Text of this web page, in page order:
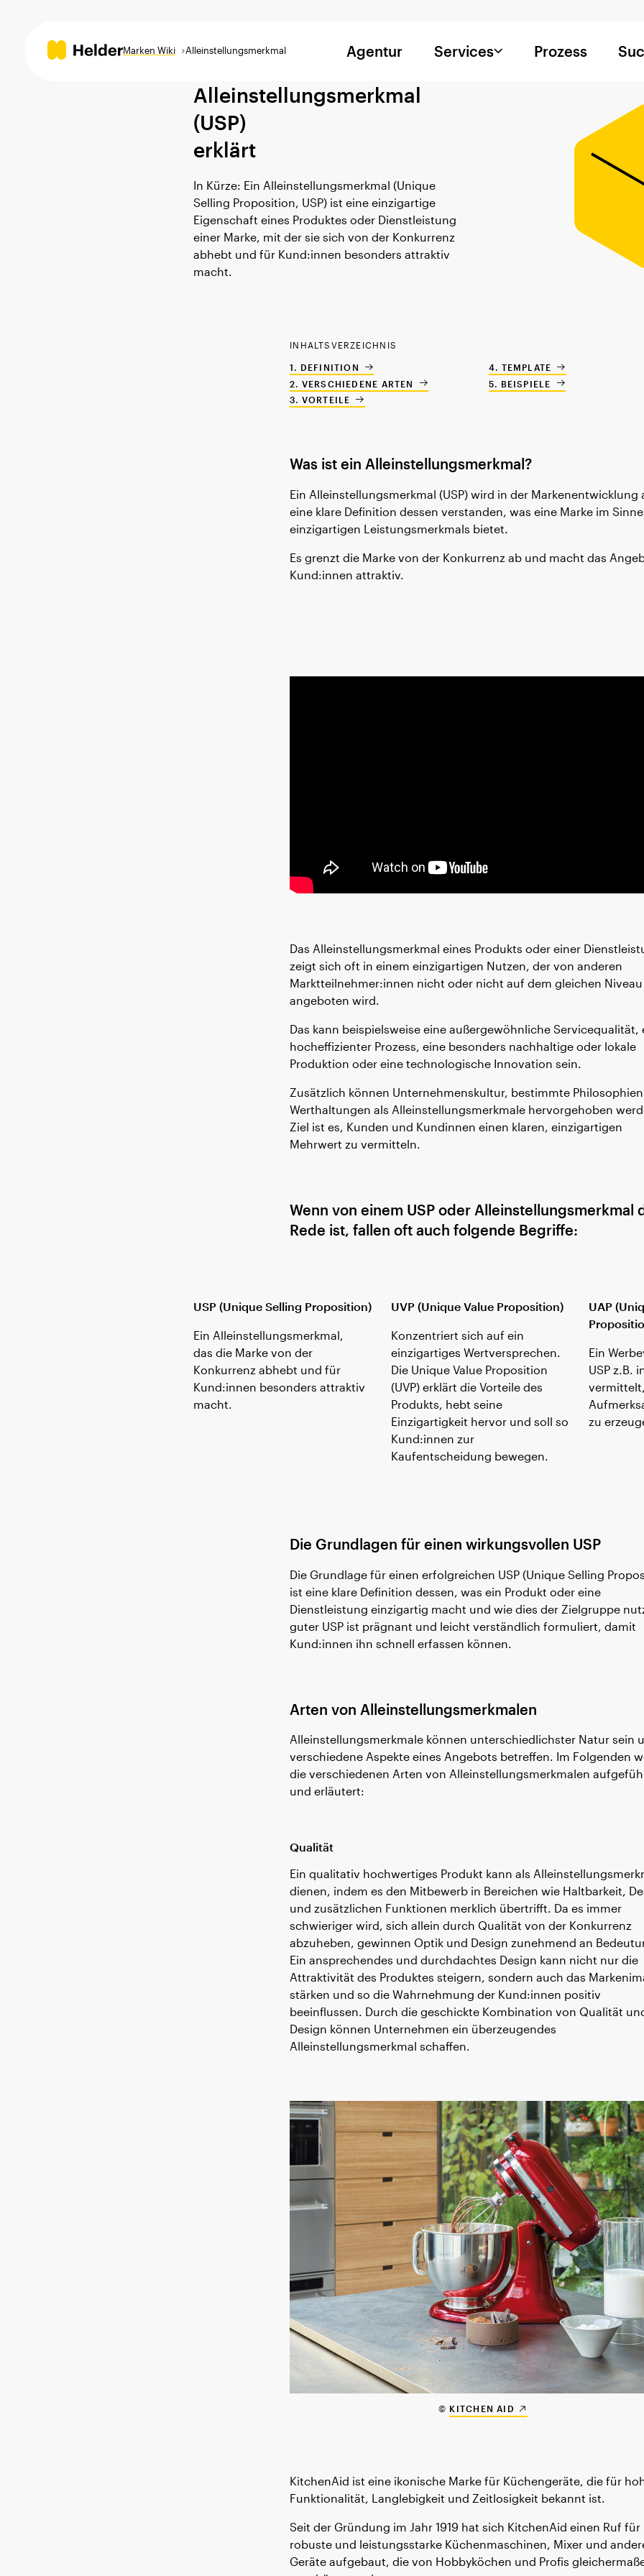
Marken Wiki Alleinstellungsmerkmal Agentur Services
Brand Strategy
Markenworkshop
Brand Frame®
Brand Naming
DESIGN
Prozess
Strategy eBook
Branding Templates
Community Newsletter
Marken Wiki
Corporate Identity
Marke
Markenname
Markenwerte
Markenpositionierung
Alleinstellungsmerkmal
(USP)
erklärt
In Kürze: Ein Alleinstellungsmerkmal (Unique
Selling Proposition, USP) ist eine einzigartige
Eigenschaft eines Produktes oder Dienstleistung
einer Marke, mit der sie sich von der Konkurrenz
abhebt und für Kund:innen besonders attraktiv
macht.
INHALTSVERZEICHNIS
DEFINITION
VERSCHIEDENE ARTEN
VORTEILE
TEMPLATE
BEISPIELE
Was ist ein Alleinstellungsmerkmal?
Ein Alleinstellungsmerkmal (USP) wird in der Markenentwicklung
eine klare Definition dessen verstanden, was eine Marke im
einzigartigen Leistungsmerkmals bietet.
Es grenzt die Marke von der Konkurrenz ab und macht das
Kund:innen attraktiv.
Das Alleinstellungsmerkmal eines Produkts oder einer
zeigt sich oft in einem einzigartigen Nutzen, der von anderen
Marktteilnehmer:innen nicht oder nicht auf dem gleichen Niveau
angeboten wird.
Das kann beispielsweise eine außergewöhnliche Servicequalität,
hocheffizienter Prozess, eine besonders nachhaltige oder lokale
Produktion oder eine technologische Innovation sein.
Zusätzlich können Unternehmenskultur, bestimmte
Werthaltungen als Alleinstellungsmerkmale hervorgehoben
Ziel ist es, Kunden und Kundinnen einen klaren, einzigartigen
Mehrwert zu vermitteln.
Wenn von einem USP oder Alleinstellungsmerkmal
Rede ist, fallen oft auch folgende Begriffe:
USP (Unique Selling Proposition)
Ein Alleinstellungsmerkmal,
das die Marke von der
Konkurrenz abhebt und für
Kund:innen besonders attraktiv
macht.
UVP (Unique Value Proposition)
Konzentriert sich auf ein
einzigartiges Wertversprechen.
Die Unique Value Proposition
(UVP) erklärt die Vorteile des
Produkts, hebt seine
Einzigartigkeit hervor und soll so
Kund:innen zur
Kaufentscheidung bewegen.
UAP
Ein
USP z.B.
zu
Die Grundlagen für einen wirkungsvollen USP
Die Grundlage für einen erfolgreichen USP (Unique Selling
ist eine klare Definition dessen, was ein Produkt oder eine
Dienstleistung einzigartig macht und wie dies der Zielgruppe
guter USP ist prägnant und leicht verständlich formuliert, damit
Kund:innen ihn schnell erfassen können.
Arten von Alleinstellungsmerkmalen
Alleinstellungsmerkmale können unterschiedlichster Natur sein
verschiedene Aspekte eines Angebots betreffen. Im Folgenden
die verschiedenen Arten von Alleinstellungsmerkmalen
und erläutert:
Qualität
Ein qualitativ hochwertiges Produkt kann als
dienen, indem es den Mitbewerb in Bereichen wie Haltbarkeit,
und zusätzlichen Funktionen merklich übertrifft. Da es immer
schwieriger wird, sich allein durch Qualität von der Konkurrenz
abzuheben, gewinnen Optik und Design zunehmend an
Ein ansprechendes und durchdachtes Design kann nicht nur die
Attraktivität des Produktes steigern, sondern auch das
stärken und so die Wahrnehmung der Kund:innen positiv
beeinflussen. Durch die geschickte Kombination von Qualität
Design können Unternehmen ein überzeugendes
Alleinstellungsmerkmal schaffen.
© KITCHEN AID
KitchenAid ist eine ikonische Marke für Küchengeräte, die für
Funktionalität, Langlebigkeit und Zeitlosigkeit bekannt ist.
Seit der Gründung im Jahr 1919 hat sich KitchenAid einen Ruf für
robuste und leistungsstarke Küchenmaschinen, Mixer und
Geräte aufgebaut, die von Hobbyköchen und Profis